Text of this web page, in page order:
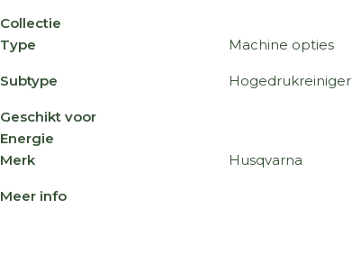
Collectie
Type
Machine opties
Subtype Hogedrukreiniger
Geschikt voor
Energie
Merk
Husqvarna
Meer info